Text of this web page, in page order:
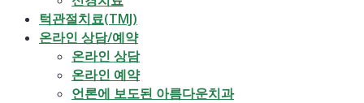
턱관절치료(TMJ)
온라인 상담/예약
온라인 상담
온라인 예약
언론에 보도된 아름다운치과